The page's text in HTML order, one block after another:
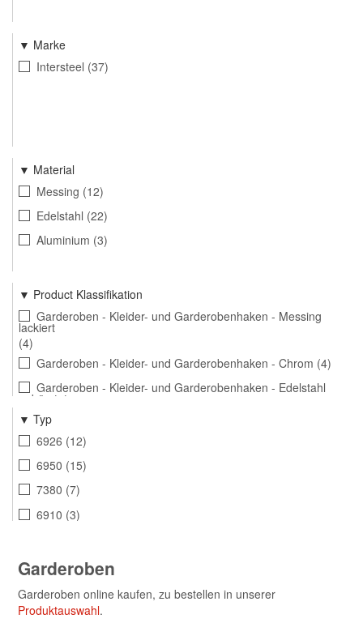
Marke
Intersteel 37
Material
Messing 12
Edelstahl 22
Aluminium 3
Product Klassifikation
Garderoben - Kleider- und Garderobenhaken - Messing
lackiert
4
Garderoben - Kleider- und Garderobenhaken - Chrom 4
Garderoben - Kleider- und Garderobenhaken - Edelstahl
gebürstet
12
Garderoben - Garderobenstange - Edelstahl gebürstet
Garderoben - Kleider- und Garderobenhaken - Aluminium
3
Garderoben - Kleider- und Garderobenhaken - Nickel matt
4
Garderoben - Garderobenstange - Mattschwarz
Typ
6926 12
6950 15
7380 7
6910 3
Garderoben
Garderoben online kaufen, zu bestellen in unserer
Produktauswahl.